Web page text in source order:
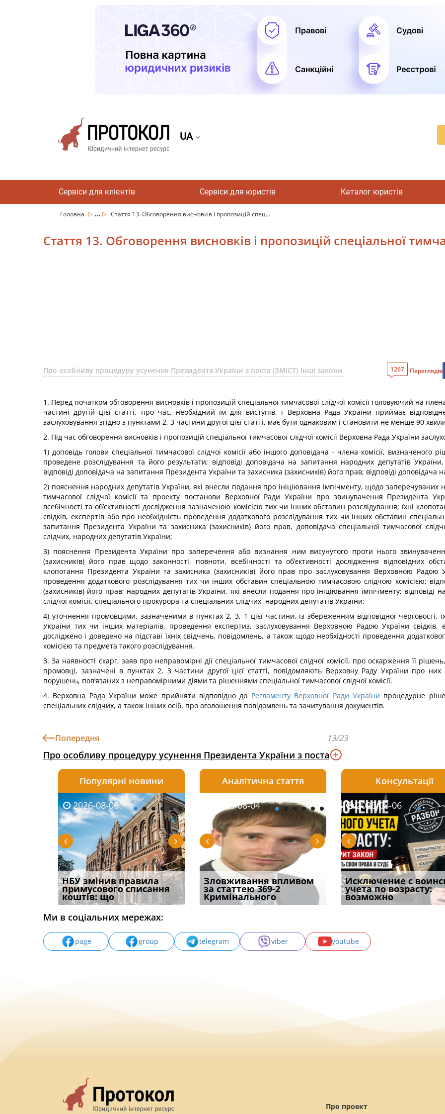
UA
Сервіси для клієнтів Сервіси для юристів Каталог юристів
Головна ... Стаття 13. Обговорення висновків і пропозицій спец...
Стаття 13. Обговорення висновків і пропозицій спеціальної
Про особливу процедуру усунення Президента України з поста (ЗМІСТ) Інші закони 1267 Переглядів
1. Перед початком обговорення висновків і пропозицій спеціальної тимчасової слідчої комісії головуючий на
частині другій цієї статті, про час, необхідний їм для виступів, і Верховна Рада України приймає
заслуховування згідно з пунктами 2, 3 частини другої цієї статті, має бути однаковим і становити не менше 90
2. Під час обговорення висновків і пропозицій спеціальної тимчасової слідчої комісії Верховна Рада України
1) доповідь голови спеціальної тимчасової слідчої комісії або іншого доповідача - члена комісії, визначеного
проведене розслідування та його результати; відповіді доповідача на запитання народних депутатів
відповіді доповідача на запитання Президента України та захисника (захисників) його прав; відповіді
2) пояснення народних депутатів України, які внесли подання про ініціювання імпічменту, щодо заперечуваних
тимчасової слідчої комісії та проекту постанови Верховної Ради України про звинувачення Президента
всебічності та об’єктивності дослідження зазначеною комісією тих чи інших обставин розслідування; їхні
свідків, експертів або про необхідність проведення додаткового розслідування тих чи інших обставин
запитання Президента України та захисника (захисників) його прав, доповідача спеціальної тимчасової
слідчих, народних депутатів України;
3) пояснення Президента України про заперечення або визнання ним висунутого проти нього
(захисників) його прав щодо законності, повноти, всебічності та об’єктивності дослідження відповідних
клопотання Президента України та захисника (захисників) його прав про заслуховування Верховною Радою
проведення додаткового розслідування тих чи інших обставин спеціальною тимчасовою слідчою комісією;
(захисників) його прав; народних депутатів України, які внесли подання про ініціювання імпічменту; відповіді
слідчої комісії, спеціального прокурора та спеціальних слідчих, народних депутатів України;
4) уточнення промовцями, зазначеними в пунктах 2, 3, 1 цієї частини, із збереженням відповідної
України тих чи інших матеріалів, проведення експертиз, заслуховування Верховною Радою України
досліджено і доведено на підставі їхніх свідчень, повідомлень, а також щодо необхідності проведення
комісією та предмета такого розслідування.
3. За наявності скарг, заяв про неправомірні дії спеціальної тимчасової слідчої комісії, про оскарження її
промовці, зазначені в пунктах 2, 3 частини другої цієї статті, повідомляють Верховну Раду України про
порушень, пов’язаних з неправомірними діями та рішеннями спеціальної тимчасової слідчої комісії.
4. Верховна Рада України може прийняти відповідно до Регламенту Верховної Ради України процедурне
спеціальних слідчих, а також інших осіб, про оголошення повідомлень та зачитування документів.
Попередня 13/23
Про особливу процедуру усунення Президента України з поста
Популярні новини
2026-08-06
НБУ змінив правила
примусового списання
коштів: що
2026-08-06
Якщо суд встановив для
відшкодування шкоди
наявніс
2026-08-06
Документи, на яких не
проставляється
апостиль: пер
Аналітична стаття
2026-08-03
Водії можуть отримати
компенсацію за
незаконні дії
2026-08-04
Зловживання впливом
за статтею 369-2
Кримінального
2026-08-04
Переоформлення
відстрочки за іншою
підставою: нов
Консультації
2026-08-05
Особливості захисту у
кримінальному
провадженні: я
2026-08-06
Исключение с
учета по возрасту:
возможно
2026-07-30
Восьмий ААС
підтвердив, що
може скас
Ми в соціальних мережах:
page group telegram viber youtube
Про проект